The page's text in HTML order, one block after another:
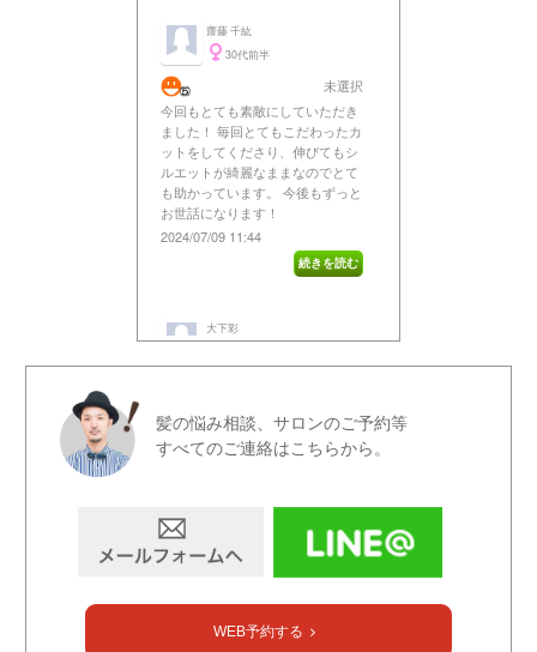
髪の悩み相談、サロンのご予約等
すべてのご連絡はこちらから。
WEB予約する